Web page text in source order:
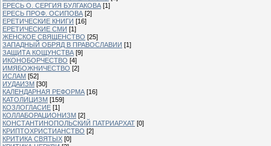
ЕРЕСЬ О. СЕРГИЯ БУЛГАКОВА [1]
ЕРЕСЬ ПРОФ. ОСИПОВА [2]
ЕРЕТИЧЕСКИЕ КНИГИ [16]
ЕРЕТИЧЕСКИЕ СМИ [1]
ЖЕНСКОЕ СВЯЩЕНСТВО [25]
ЗАПАДНЫЙ ОБРЯД В ПРАВОСЛАВИИ [1]
ЗАЩИТА КОЩУНСТВА [9]
ИКОНОБОРЧЕСТВО [4]
ИМЯБОЖНИЧЕСТВО [2]
ИСЛАМ [52]
ИУДАИЗМ [30]
КАЛЕНДАРНАЯ РЕФОРМА [16]
КАТОЛИЦИЗМ [159]
КОЗЛОГЛАСИЕ [1]
КОЛЛАБОРАЦИОНИЗМ [2]
КОНСТАНТИНОПОЛЬСКИЙ ПАТРИАРХАТ [0]
КРИПТОХРИСТИАНСТВО [2]
КРИТИКА СВЯТЫХ [0]